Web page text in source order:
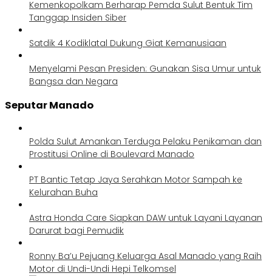
Kemenkopolkam Berharap Pemda Sulut Bentuk Tim
Tanggap Insiden Siber
Satdik 4 Kodiklatal Dukung Giat Kemanusiaan
Menyelami Pesan Presiden: Gunakan Sisa Umur untuk
Bangsa dan Negara
Seputar Manado
Polda Sulut Amankan Terduga Pelaku Penikaman dan
Prostitusi Online di Boulevard Manado
PT Bantic Tetap Jaya Serahkan Motor Sampah ke
Kelurahan Buha
Astra Honda Care Siapkan DAW untuk Layani Layanan
Darurat bagi Pemudik
Ronny Ba’u Pejuang Keluarga Asal Manado yang Raih
Motor di Undi-Undi Hepi Telkomsel